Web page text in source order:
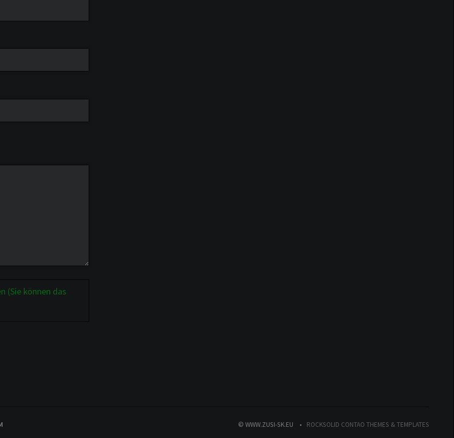
(Sie können das
© WWW.ZUSI-SK.EU ROCKSOLID CONTAO THEMES & TEMPLATES